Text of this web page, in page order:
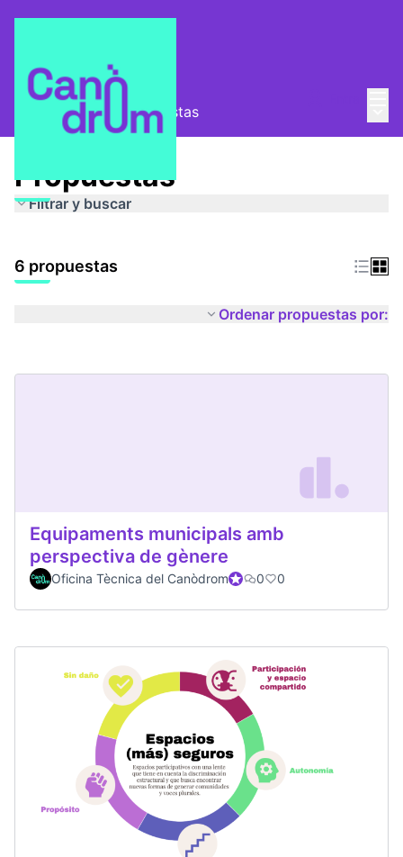
Espais segurs Propuestas
Propuestas
Filtrar y buscar
6 propuestas
Ordenar propuestas por:
Equipaments municipals amb
perspectiva de gènere
Oficina Tècnica del CanòdromParticipante oficial
0 0